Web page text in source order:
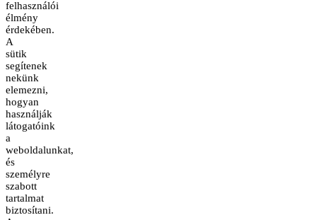
felhasználói
élmény
érdekében.
A
sütik
segítenek
nekünk
elemezni,
hogyan
használják
látogatóink
a
weboldalunkat,
és
személyre
szabott
tartalmat
biztosítani.